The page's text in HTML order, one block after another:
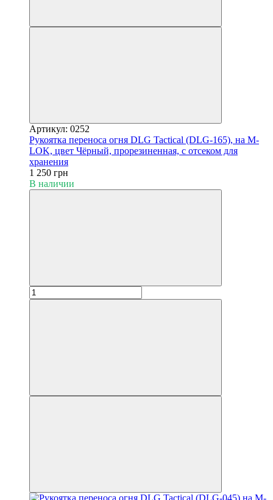
Артикул: 0252
Рукоятка переноса огня DLG Tactical (DLG-165), на M-
LOK, цвет Чёрный, прорезиненная, с отсеком для
хранения
1 250 грн
В наличии